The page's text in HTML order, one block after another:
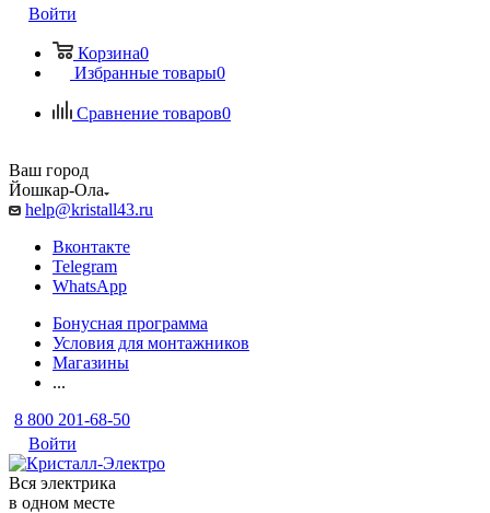
Войти
Корзина0
Избранные товары0
Сравнение товаров0
Ваш город
Йошкар-Ола
help@kristall43.ru
Вконтакте
Telegram
WhatsApp
Бонусная программа
Условия для монтажников
Магазины
...
8 800 201-68-50
Войти
Вся электрика
в одном месте